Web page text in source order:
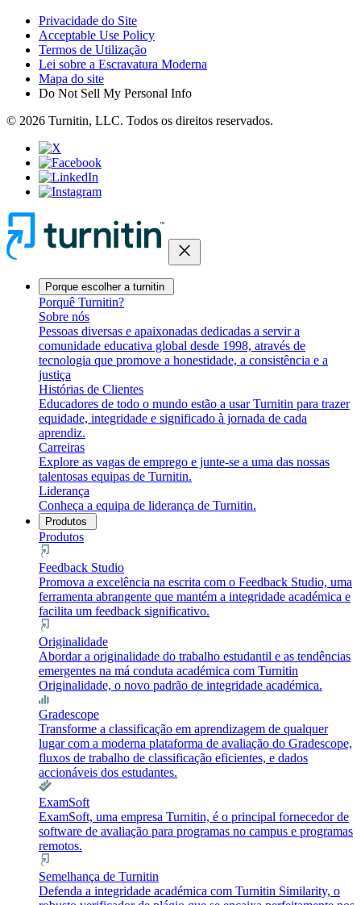
Privacidade do Site
Acceptable Use Policy
Termos de Utilização
Lei sobre a Escravatura Moderna
Mapa do site
Do Not Sell My Personal Info
© 2026 Turnitin, LLC. Todos os direitos reservados.
close
Porque escolher a turnitin
Porquê Turnitin?
Sobre nós
Pessoas diversas e apaixonadas dedicadas a servir a
comunidade educativa global desde 1998, através de
tecnologia que promove a honestidade, a consistência e a
justiça
Histórias de Clientes
Educadores de todo o mundo estão a usar Turnitin para trazer
equidade, integridade e significado à jornada de cada
aprendiz.
Carreiras
Explore as vagas de emprego e junte-se a uma das nossas
talentosas equipas de Turnitin.
Liderança
Conheça a equipa de liderança de Turnitin.
Produtos
Produtos
Feedback Studio
Promova a excelência na escrita com o Feedback Studio, uma
ferramenta abrangente que mantém a integridade académica e
facilita um feedback significativo.
Originalidade
Abordar a originalidade do trabalho estudantil e as tendências
emergentes na má conduta académica com Turnitin
Originalidade, o novo padrão de integridade académica.
Gradescope
Transforme a classificação em aprendizagem de qualquer
lugar com a moderna plataforma de avaliação do Gradescope,
fluxos de trabalho de classificação eficientes, e dados
accionáveis dos estudantes.
ExamSoft
ExamSoft, uma empresa Turnitin, é o principal fornecedor de
software de avaliação para programas no campus e programas
remotos.
Semelhança de Turnitin
Defenda a integridade académica com Turnitin Similarity, o